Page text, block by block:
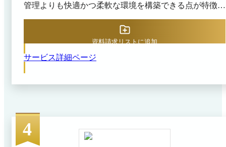
管理よりも快適かつ柔軟な環境を構築できる点が特徴で
されており、業務ニーズに合わせて組み合わせ、アプリ
の作成が可能です。IT部門に頼ることなく、現場の担当
化にも俊敏に対応できます。 また、必要に応じて外部
HP（2026年4月7日閲覧）
サービス詳細ページ
資料請求リストに追加
4